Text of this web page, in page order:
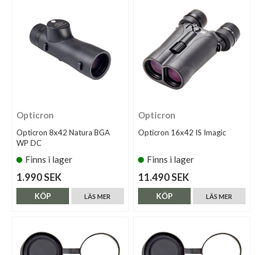
Opticron
Opticron 8x42 Natura BGA
WP DC
Finns i lager
1.990 SEK
LÄS MER
KÖP
Opticron
Opticron 16x42 IS Imagic
Finns i lager
11.490 SEK
LÄS MER
KÖP